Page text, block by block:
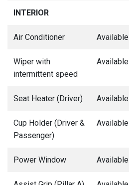
INTERIOR
Air Conditioner Available
Wiper with
intermittent speed
Available
Seat Heater (Driver) Available
Cup Holder (Driver &
Passenger)
Available
Power Window Available